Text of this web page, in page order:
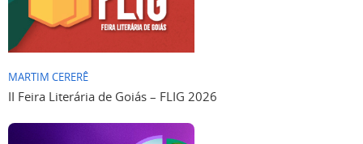
MARTIM CERERÊ
II Feira Literária de Goiás – FLIG 2026